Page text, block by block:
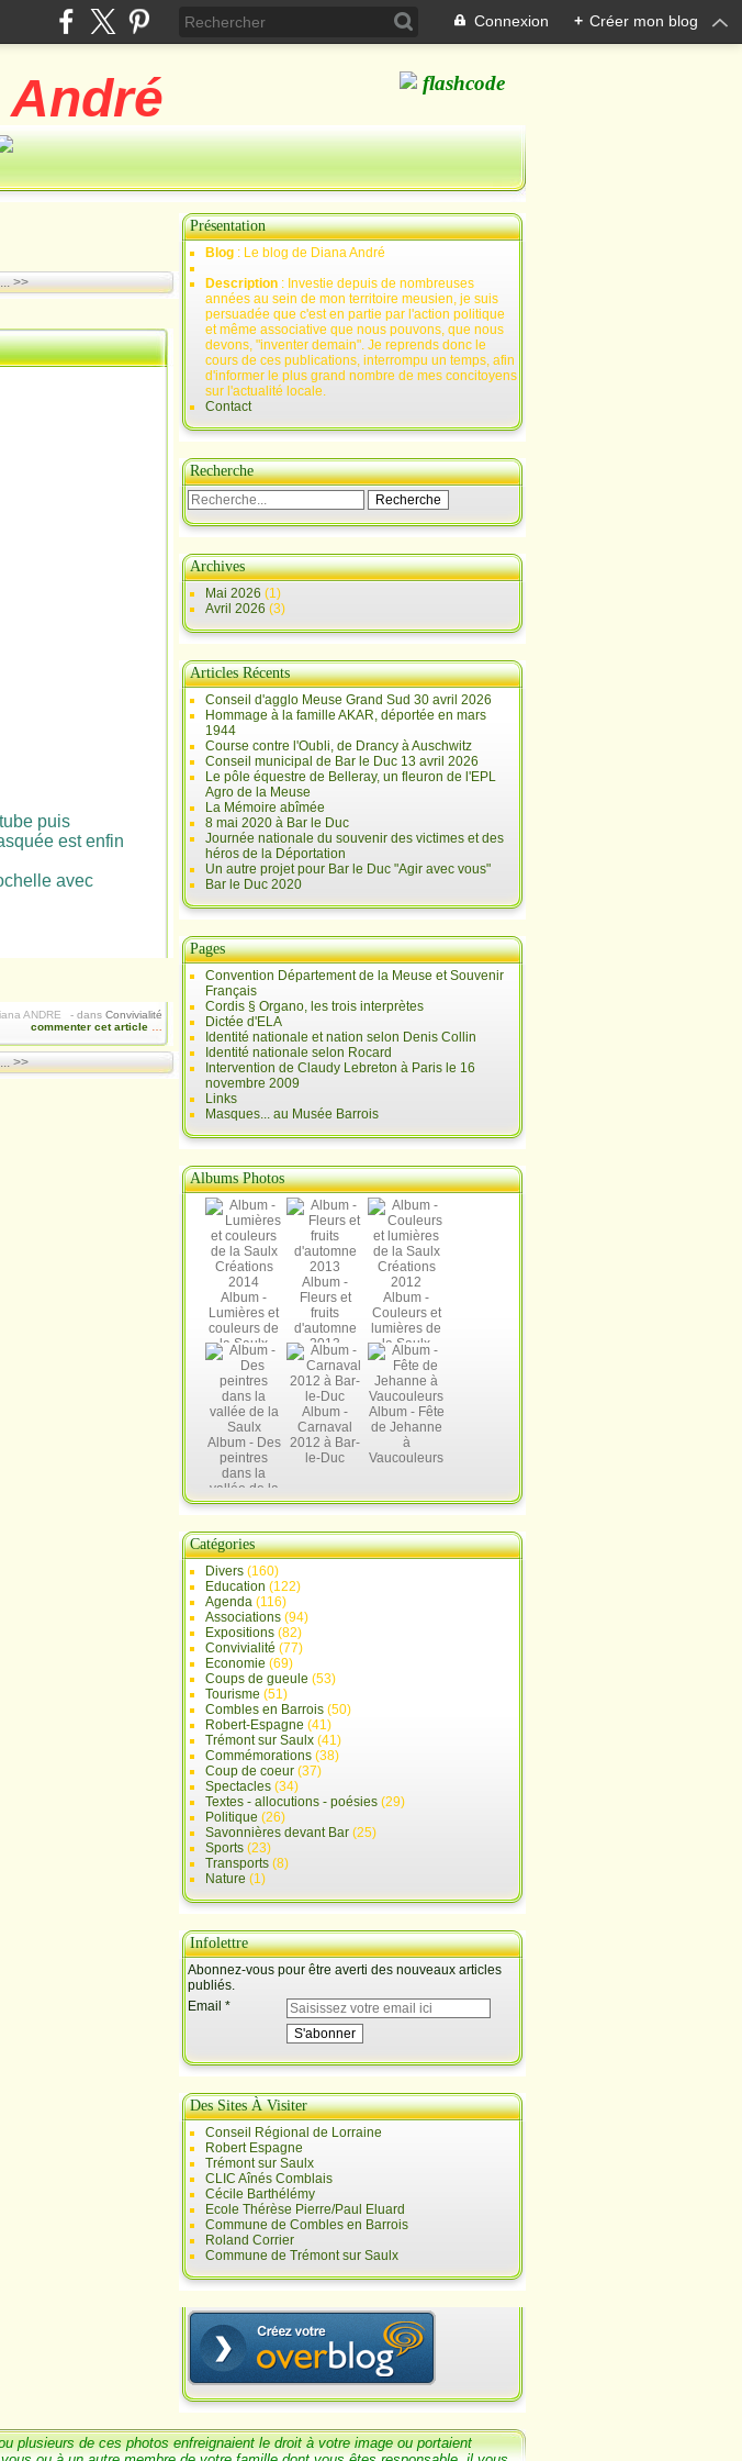
Connexion + Créer mon blog
André
>>
puis
est enfin
avec
ANDRE - dans Convivialité
commenter cet article
>>
Présentation
Blog : Le blog de Diana André
Description : Investie depuis de nombreuses
années au sein de mon territoire meusien, je suis
persuadée que c'est en partie par l'action politique
et même associative que nous pouvons, que nous
devons, "inventer demain". Je reprends donc le
cours de ces publications, interrompu un temps, afin
d'informer le plus grand nombre de mes concitoyens
sur l'actualité locale.
Contact
Recherche
Archives
Mai 2026 (1)
Avril 2026 (3)
Articles Récents
Conseil d'agglo Meuse Grand Sud 30 avril 2026
Hommage à la famille AKAR, déportée en mars
1944
Course contre l'Oubli, de Drancy à Auschwitz
Conseil municipal de Bar le Duc 13 avril 2026
Le pôle équestre de Belleray, un fleuron de l'EPL
Agro de la Meuse
La Mémoire abîmée
8 mai 2020 à Bar le Duc
Journée nationale du souvenir des victimes et des
héros de la Déportation
Un autre projet pour Bar le Duc "Agir avec vous"
Bar le Duc 2020
Pages
Convention Département de la Meuse et Souvenir
Français
Cordis § Organo, les trois interprètes
Dictée d'ELA
Identité nationale et nation selon Denis Collin
Identité nationale selon Rocard
Intervention de Claudy Lebreton à Paris le 16
novembre 2009
Links
Masques... au Musée Barrois
Albums Photos
Album -
Lumières et
couleurs de
la Saulx
Créations
2014
Album -
Fleurs et
fruits
d'automne
2013
Album -
Couleurs et
lumières de
la Saulx
Créations
2012
Album - Des
peintres
dans la
vallée de la
Saulx
Album -
Carnaval
2012 à Bar-
le-Duc
Album - Fête
de Jehanne
à
Vaucouleurs
Catégories
Divers (160)
Education (122)
Agenda (116)
Associations (94)
Expositions (82)
Convivialité (77)
Economie (69)
Coups de gueule (53)
Tourisme (51)
Combles en Barrois (50)
Robert-Espagne (41)
Trémont sur Saulx (41)
Commémorations (38)
Coup de coeur (37)
Spectacles (34)
Textes - allocutions - poésies (29)
Politique (26)
Savonnières devant Bar (25)
Sports (23)
Transports (8)
Nature (1)
Infolettre
Abonnez-vous pour être averti des nouveaux articles
publiés.
Email
Des Sites À Visiter
Conseil Régional de Lorraine
Robert Espagne
Trémont sur Saulx
CLIC Aînés Comblais
Cécile Barthélémy
Ecole Thérèse Pierre/Paul Eluard
Commune de Combles en Barrois
Roland Corrier
Commune de Trémont sur Saulx
plusieurs de ces photos enfreignaient le droit à votre image ou portaient